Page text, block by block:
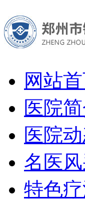
网站
医院
医院
名医
特色